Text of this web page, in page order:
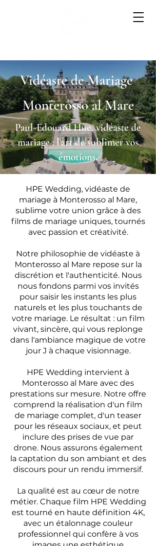
Vidéaste de Mariage
Monterosso al Mare
Paul-Edouard Hue, vidéaste de
mariage : l’art de sublimer vos
émotions.
HPE Wedding, vidéaste de
mariage à Monterosso al Mare,
sublime votre union grâce à des
films de mariage uniques, tournés
avec passion et créativité.
Notre philosophie de vidéaste à
Monterosso al Mare repose sur la
discrétion et l'authenticité. Nous
nous fondons parmi vos invités
pour saisir les instants les plus
naturels et les plus touchants de
votre mariage. Le résultat : un film
vivant, sincère, qui vous replonge
dans l'ambiance magique de votre
jour J à chaque visionnage.
HPE Wedding intervient à
Monterosso al Mare avec des
prestations sur mesure. Notre offre
comprend la réalisation d'un film
de mariage complet, d'un teaser
pour les réseaux sociaux, et peut
inclure des prises de vue par
drone. Nous assurons également
la captation du son ambiant et des
discours pour un rendu immersif.
La qualité est au cœur de notre
métier. Chaque film HPE Wedding
est tourné en haute définition 4K,
avec un étalonnage couleur
professionnel qui confère à vos